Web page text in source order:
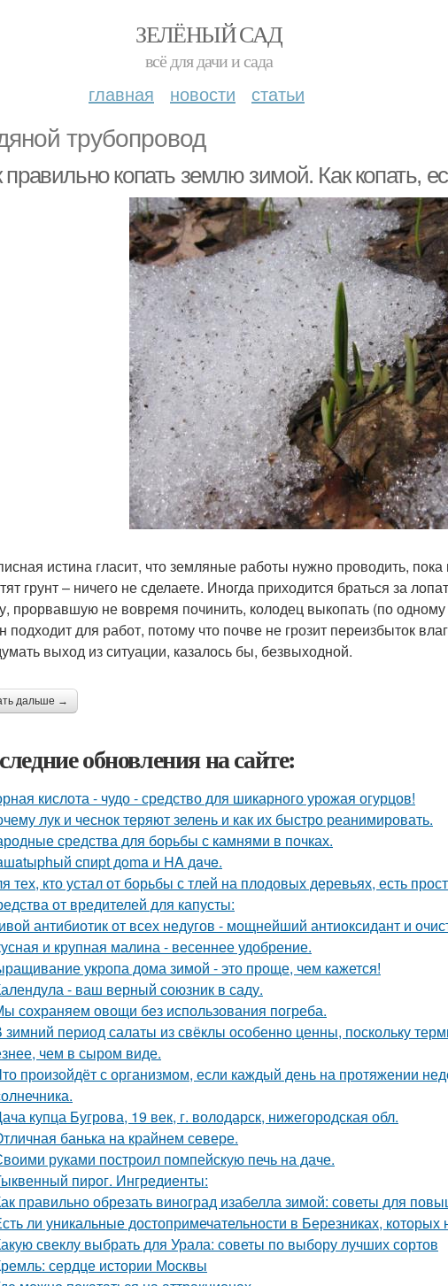
ЗЕЛЁНЫЙ САД
всё для дачи и сада
главная новости статьи
трубопровод
правильно копать землю зимой. Как копать,
истина гласит, что земляные работы нужно проводить,
грунт – ничего не сделаете. Иногда приходится браться за
прорвавшую не вовремя починить, колодец выкопать (по
подходит для работ, потому что почве не грозит переизбыток
выход из ситуации, казалось бы, безвыходной.
дальше →
обновления на сайте:
кислота - чудо - средство для шикарного урожая огурцов!
лук и чеснок теряют зелень и как их быстро реанимировать.
средства для борьбы с камнями в почках.
cпиpt дoma и HA дaчe.
тех, кто устал от борьбы с тлей на плодовых деревьях, есть
от вредителей для капусты:
антибиотик от всех недугов - мощнейший антиоксидант и
и крупная малина - весеннее удобрение.
укропа дома зимой - это проще, чем кажется!
- ваш верный союзник в саду.
сохраняем овощи без использования погреба.
зимний период салаты из свёклы особенно ценны, поскольку
чем в сыром виде.
произойдёт с организмом, если каждый день на протяжении
купца Бугрова, 19 век, г. володарск, нижегородская обл.
банька на крайнем севере.
руками построил помпейскую печь на даче.
пирог. Ингредиенты:
правильно обрезать виноград изабелла зимой: советы для
ли уникальные достопримечательности в Березниках, которых
свеклу выбрать для Урала: советы по выбору лучших сортов
сердце истории Москвы